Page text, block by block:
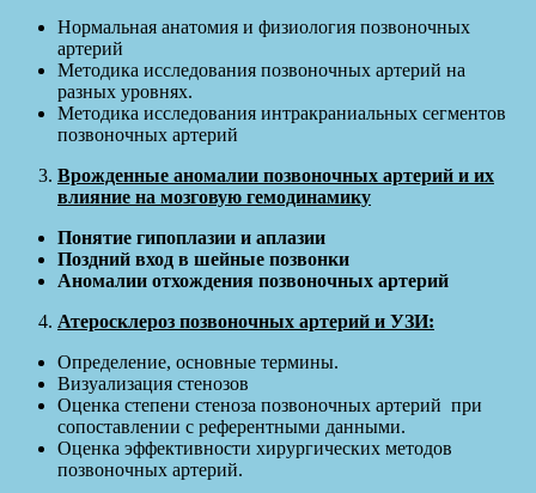
Нормальная анатомия и физиология позвоночных
артерий
Методика исследования позвоночных артерий на
разных уровнях.
Методика исследования интракраниальных сегментов
позвоночных артерий
Врожденные аномалии позвоночных артерий и их
влияние на мозговую гемодинамику
Понятие гипоплазии и аплазии
Поздний вход в шейные позвонки
Аномалии отхождения позвоночных артерий
Атеросклероз позвоночных артерий и УЗИ:
Определение, основные термины.
Визуализация стенозов
Оценка степени стеноза позвоночных артерий при
сопоставлении с референтными данными.
Оценка эффективности хирургических методов
позвоночных артерий.